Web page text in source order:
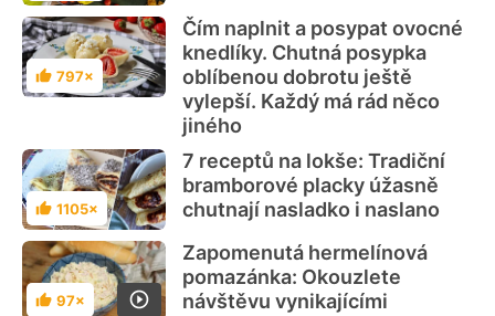
Hodnocení
797×
Čím naplnit a posypat ovocné
knedlíky. Chutná posypka
oblíbenou dobrotu ještě
vylepší. Každý má rád něco
jiného
Hodnocení
1105×
7 receptů na lokše: Tradiční
bramborové placky úžasně
chutnají nasladko i naslano
Hodnocení
97×
Zapomenutá hermelínová
pomazánka: Okouzlete
návštěvu vynikajícími